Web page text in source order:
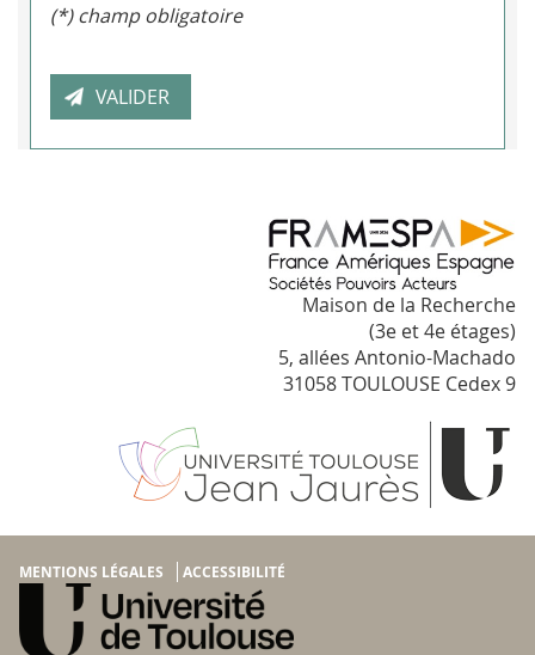
(*) champ obligatoire
Maison de la Recherche
(3e et 4e étages)
5, allées Antonio-Machado
31058 TOULOUSE Cedex 9
MENTIONS LÉGALES ACCESSIBILITÉ